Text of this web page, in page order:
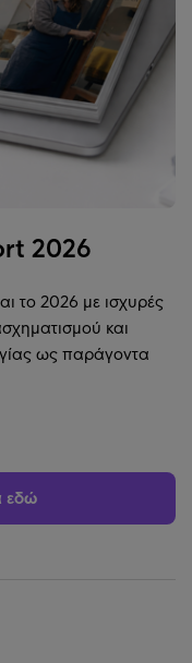
2026
το 2026 με ισχυρές
και
ως παράγοντα
εδώ